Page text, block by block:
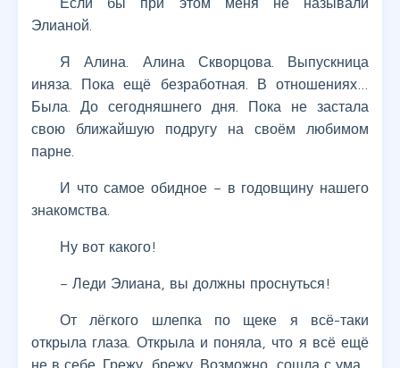
Элианой.
Я Алина. Алина Скворцова. Выпускница
иняза. Пока ещё безработная. В отношениях…
Была. До сегодняшнего дня. Пока не застала
свою ближайшую подругу на своём любимом
парне.
И что самое обидное – в годовщину нашего
знакомства.
Ну вот какого!
– Леди Элиана, вы должны проснуться!
От лёгкого шлепка по щеке я всё-таки
открыла глаза. Открыла и поняла, что я всё ещё
не в себе. Грежу, брежу. Возможно, сошла с ума.